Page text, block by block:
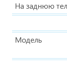
На заднюю
Модель